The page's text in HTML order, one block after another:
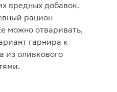
вредных добавок.
рацион
можно отваривать,
гарнира к
из оливкового